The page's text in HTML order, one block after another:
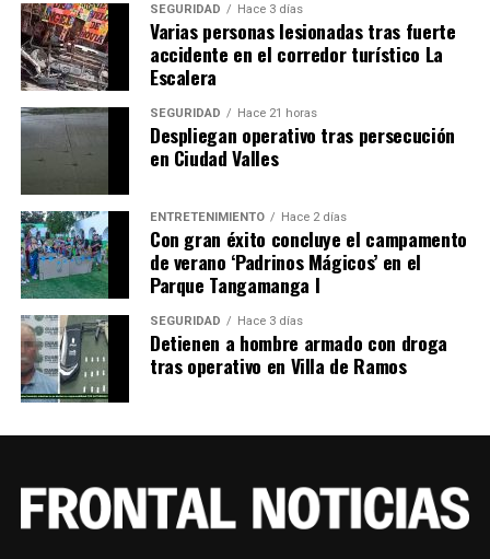
SEGURIDAD Hace 3 días
Varias personas lesionadas tras fuerte
accidente en el corredor turístico La
Escalera
SEGURIDAD Hace 21 horas
Despliegan operativo tras persecución
en Ciudad Valles
ENTRETENIMIENTO Hace 2 días
Con gran éxito concluye el campamento
de verano ‘Padrinos Mágicos’ en el
Parque Tangamanga I
SEGURIDAD Hace 3 días
Detienen a hombre armado con droga
tras operativo en Villa de Ramos